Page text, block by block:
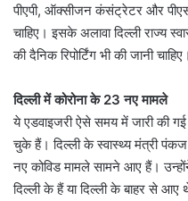
पीएपी, ऑक्सीजन कंसंट्रेटर और
चाहिए। इसके अलावा दिल्ली राज्य
की दैनिक रिपोर्टिंग भी की जानी चाहिए।
दिल्ली में कोरोना के 23 नए मामले
ये एडवाइजरी ऐसे समय में जारी की
चुके हैं। दिल्ली के स्वास्थ्य मंत्री
नए कोविड मामले सामने आए हैं।
दिल्ली के हैं या दिल्ली के बाहर से